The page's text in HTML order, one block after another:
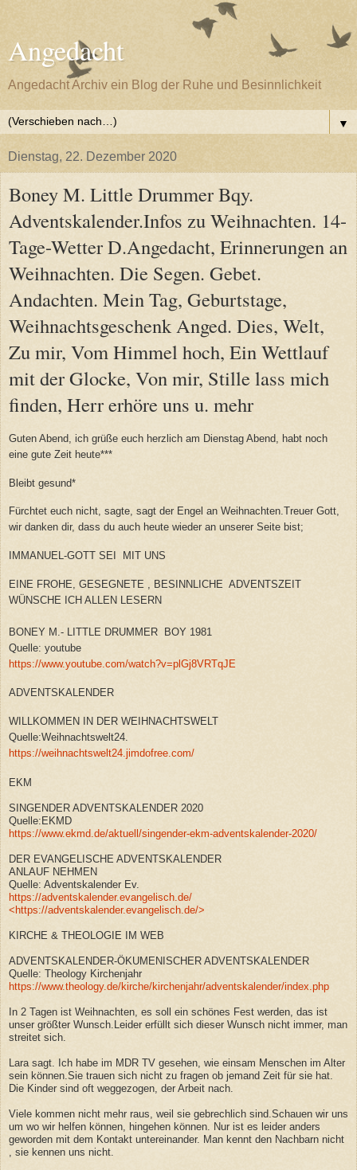
Angedacht
Angedacht Archiv ein Blog der Ruhe und Besinnlichkeit
▼
Dienstag, 22. Dezember 2020
Boney M. Little Drummer Bqy.
Adventskalender.Infos zu Weihnachten. 14-
Tage-Wetter D.Angedacht, Erinnerungen an
Weihnachten. Die Segen. Gebet.
Andachten. Mein Tag, Geburtstage,
Weihnachtsgeschenk Anged. Dies, Welt,
Zu mir, Vom Himmel hoch, Ein Wettlauf
mit der Glocke, Von mir, Stille lass mich
finden, Herr erhöre uns u. mehr
Guten Abend, ich grüße euch herzlich am Dienstag Abend, habt noch
eine gute Zeit heute***
Bleibt gesund*
Fürchtet euch nicht, sagte, sagt der Engel an Weihnachten.Treuer Gott,
wir danken dir, dass du auch heute wieder an unserer Seite bist;
MMANUEL-GOTT SEI MIT UNS
EINE FROHE, GESEGNETE , BESINNLICHE ADVENTSZEIT
WÜNSCHE ICH ALLEN LESERN
BONEY M.- LITTLE DRUMMER BOY 1981
Quelle: youtube
https://www.youtube.com/watch?v=plGj8VRTqJE
ADVENTSKALENDER
WILLKOMMEN IN DER WEIHNACHTSWELT
Quelle:Weihnachtswelt24.
https://weihnachtswelt24.jimdofree.com/
EKM
SINGENDER ADVENTSKALENDER 2020
Quelle:EKMD
https://www.ekmd.de/aktuell/singender-ekm-adventskalender-2020/
DER EVANGELISCHE ADVENTSKALENDER
ANLAUF NEHMEN
Quelle: Adventskalender Ev.
https://adventskalender.evangelisch.de/
<https://adventskalender.evangelisch.de/>
KIRCHE & THEOLOGIE IM WEB
ADVENTSKALENDER-ÖKUMENISCHER ADVENTSKALENDER
Quelle: Theology Kirchenjahr
https://www.theology.de/kirche/kirchenjahr/adventskalender/index.php
In 2 Tagen ist Weihnachten, es soll ein schönes Fest werden, das ist
unser größter Wunsch.Leider erfüllt sich dieser Wunsch nicht immer, man
streitet sich.
Lara sagt. Ich habe im MDR TV gesehen, wie einsam Menschen im Alter
sein können.Sie trauen sich nicht zu fragen ob jemand Zeit für sie hat.
Die Kinder sind oft weggezogen, der Arbeit nach.
Viele kommen nicht mehr raus, weil sie gebrechlich sind.Schauen wir uns
um wo wir helfen können, hingehen können. Nur ist es leider anders
geworden mit dem Kontakt untereinander. Man kennt den Nachbarn nicht
, sie kennen uns nicht.